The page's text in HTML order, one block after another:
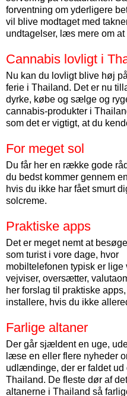
forventning om yderligere
vil blive modtaget med
undtagelser, læs mere om
Cannabis lovligt i
Nu kan du lovligt blive høj
ferie i Thailand. Det er nu
dyrke, købe og sælge og
cannabis-produkter i
som det er vigtigt, at du
For meget sol
Du får her en række gode
du bedst kommer gennem
hvis du ikke har fået smurt
solcreme.
Praktiske apps
Det er meget nemt at
som turist i vore dage, hvor
mobiltelefonen typisk er
vejviser, oversætter,
her forslag til praktiske
installere, hvis du ikke
Farlige altaner
Der går sjældent en uge,
læse en eller flere nyheder
udlændinge, der er faldet ud
Thailand. De fleste dør af
altanerne i Thailand så